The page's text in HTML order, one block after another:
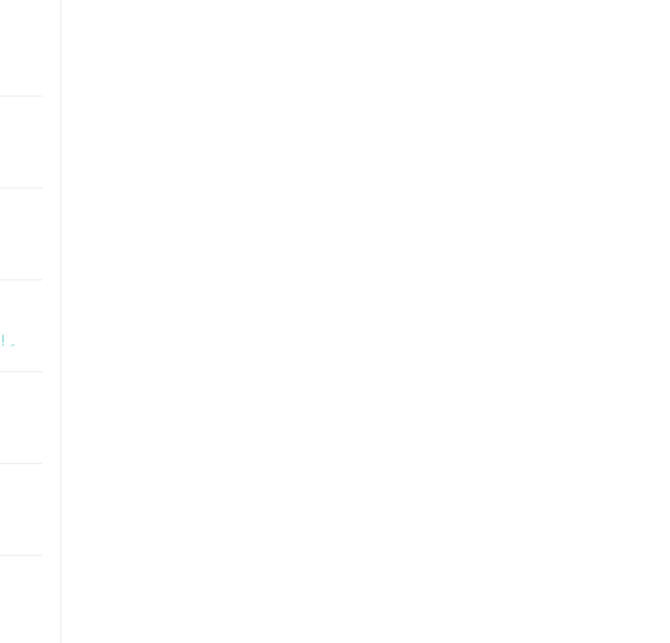
۔ mettez un jardin sur votre bureau! ۔